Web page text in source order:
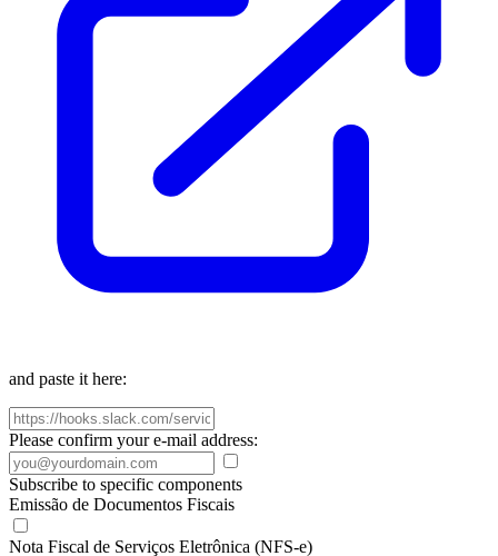
and paste it here:
Please confirm your e-mail address:
Subscribe to specific components
Emissão de Documentos Fiscais
Nota Fiscal de Serviços Eletrônica (NFS-e)